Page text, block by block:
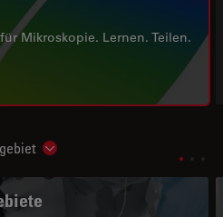
Mikroskopie. Lernen. Teilen.
Show subnavigation